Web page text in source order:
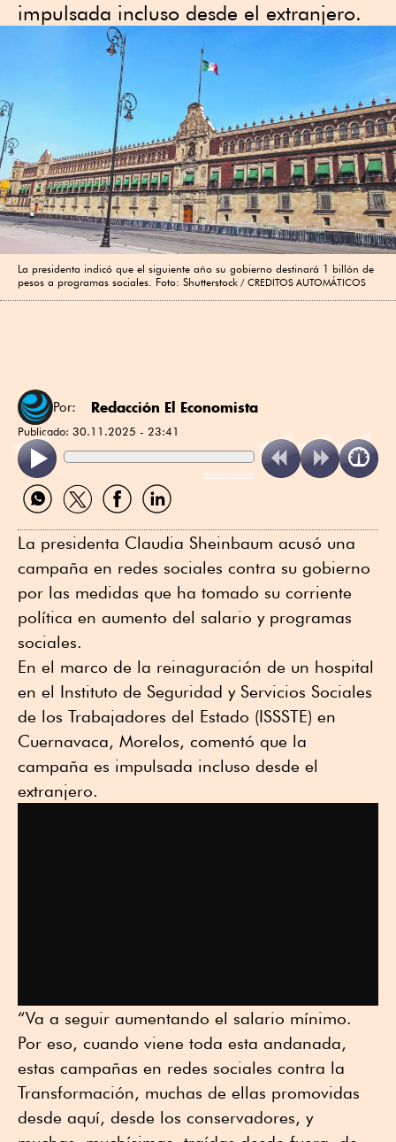
impulsada incluso desde el extranjero.
La presidenta indicó que el siguiente año su gobierno destinará 1 billón de
pesos a programas sociales. Foto: Shutterstock
CREDITOS AUTOMÁTICOS
Por: Redacción El Economista
Publicado: 30.11.2025 - 23:41
ReadSpeaker
Compartir
por
Compartir
por
Compartir
por
Compartir
por
La presidenta Claudia Sheinbaum acusó una
campaña en redes sociales contra su gobierno
por las medidas que ha tomado su corriente
política en aumento del salario y programas
sociales.
En el marco de la reinaguración de un hospital
en el Instituto de Seguridad y Servicios Sociales
de los Trabajadores del Estado (ISSSTE) en
Cuernavaca, Morelos, comentó que la
campaña es impulsada incluso desde el
extranjero.
“Va a seguir aumentando el salario mínimo.
Por eso, cuando viene toda esta andanada,
estas campañas en redes sociales contra la
Transformación, muchas de ellas promovidas
desde aquí, desde los conservadores, y